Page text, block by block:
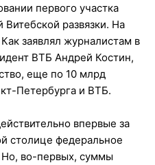
первого участка
Витебской развязки. На
заявлял журналистам в
ВТБ Андрей Костин,
еще по 10 млрд
Петербурга и ВТБ.
впервые за
столице федеральное
Но, во-первых, суммы